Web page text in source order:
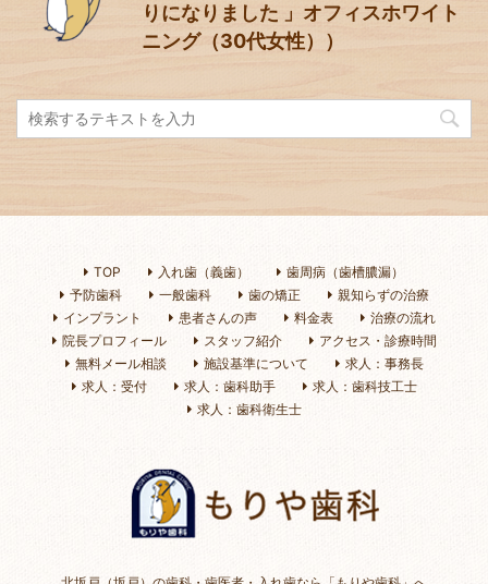
りになりました 」オフィスホワイト
ニング（30代女性））
TOP 入れ歯（義歯）
歯周病（歯槽膿漏）
予防歯科
一般歯科 歯の矯正
親知らずの治療
インプラント
患者さんの声 料金表
治療の流れ
院長プロフィール
スタッフ紹介
アクセス・診療時間
無料メール相談
施設基準について
求人：事務長
求人：受付
求人：歯科助手
求人：歯科技工士
求人：歯科衛生士